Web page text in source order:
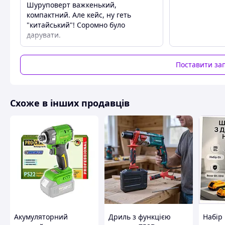
Блокування шпинделя
Підсвічування робочої зони
Захист від перевантажень
Габаритні розміри
Вага
1.1 кг
Додатковий акумулятор
Так
Максимальний діаметр свердління
Максимальний діаметр
свердління (дерево)
25 мм
Максимальний діаметр
свердління (метал)
13 мм
Шуруповерт важкенький,
компактний. Але кейс, ну геть
"китайський"! Соромно було
дарувати.
Поставити
Схоже в інших продавців
Акумуляторний
Дриль з функцією
Набір